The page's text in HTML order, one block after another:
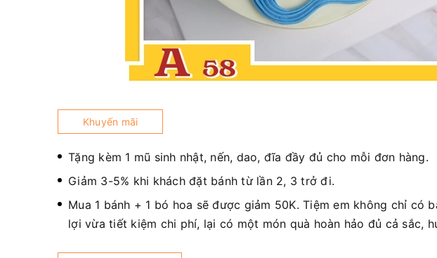
Khuyến mãi
Tặng kèm 1 mũ sinh nhật, nến, dao, đĩa đầy đủ cho mỗi đơn hàng.
Giảm 3-5% khi khách đặt bánh từ lần 2, 3 trở đi.
Mua 1 bánh + 1 bó hoa sẽ được giảm 50K. Tiệm em không chỉ
lợi vừa tiết kiệm chi phí, lại có một món quà hoàn hảo đủ cả sắc,